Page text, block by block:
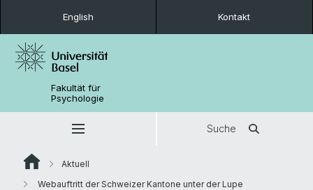
English Kontakt
Fakultät für
Psychologie
Suche
Aktuell
Webauftritt der Schweizer Kantone unter der Lupe